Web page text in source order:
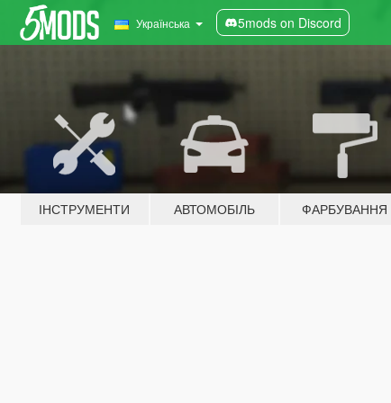
Українська 5mods on Discord
ІНСТРУМЕНТИ АВТОМОБІЛЬ ФАРБУВАННЯ